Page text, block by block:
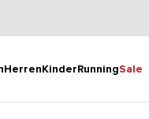
HerrenKinderRunningSale